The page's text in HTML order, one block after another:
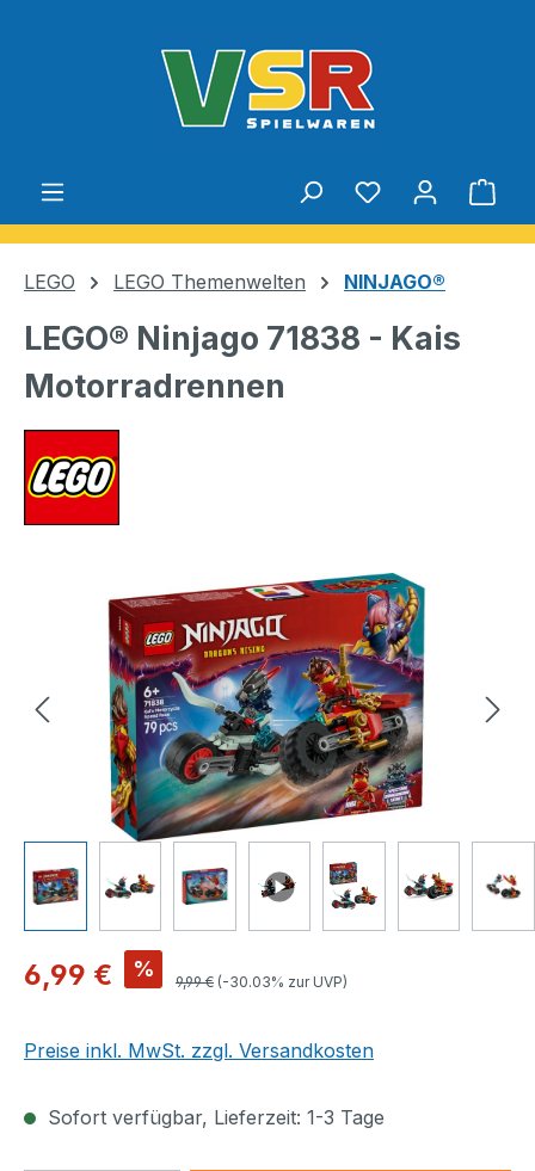
Du hast 0
LEGO LEGO Themenwelten NINJAGO®
LEGO® Ninjago 71838 - Kais
Motorradrennen
Bildergalerie überspringen
Verkaufspreis:
6,99 € % Regulärer Preis:
9,99 € (-30.03% zur UVP)
Preise inkl. MwSt. zzgl. Versandkosten
Sofort verfügbar, Lieferzeit: 1-3 Tage